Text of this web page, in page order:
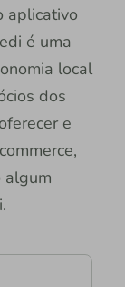
aplicativo
é uma
local
dos
e
algum